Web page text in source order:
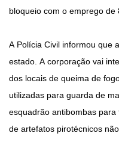
bloqueio com o emprego de
A Polícia Civil informou que
estado. A corporação vai
dos locais de queima de
utilizadas para guarda de
esquadrão antibombas
de artefatos pirotécnicos